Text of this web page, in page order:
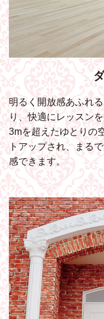
明るく開放感あふれ
り、快適にレッスン
3mを超えたゆとりの
トアップされ、まる
感できます。